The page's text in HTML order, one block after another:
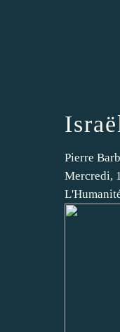
Pierre
Mercredi,